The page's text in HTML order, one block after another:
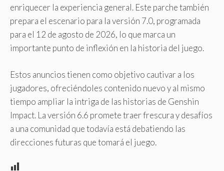
enriquecer la experiencia general. Este parche también
prepara el escenario para la versión 7.0, programada
para el 12 de agosto de 2026, lo que marca un
importante punto de inflexión en la historia del juego.
Estos anuncios tienen como objetivo cautivar a los
jugadores, ofreciéndoles contenido nuevo y al mismo
tiempo ampliar la intriga de las historias de Genshin
Impact. La versión 6.6 promete traer frescura y desafíos
a una comunidad que todavía está debatiendo las
direcciones futuras que tomará el juego.